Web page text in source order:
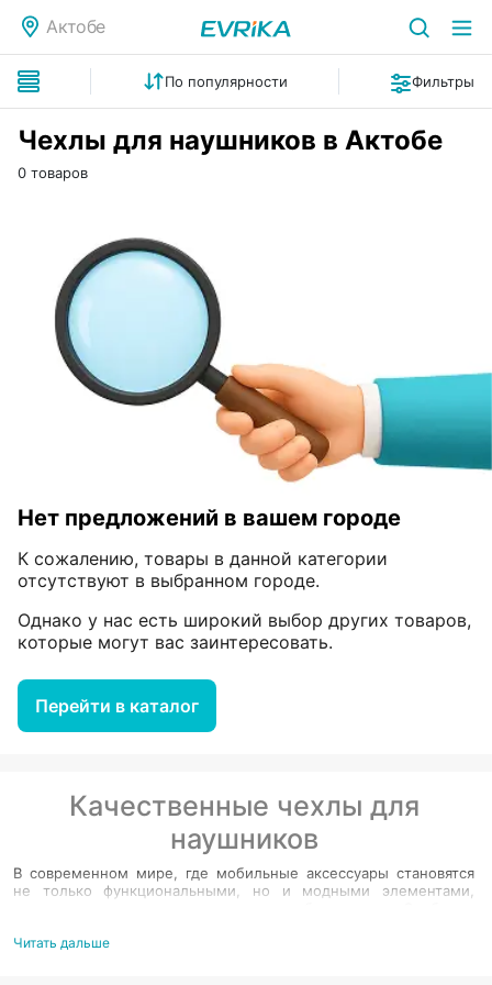
Актобе
По популярности Фильтры
Чехлы для наушников в Актобе
0 товаров
Нет предложений в вашем городе
К сожалению, товары в данной категории
отсутствуют в выбранном городе.
Однако у нас есть широкий выбор других товаров,
которые могут вас заинтересовать.
Перейти в каталог
Качественные чехлы для
наушников
В современном мире, где мобильные аксессуары становятся
не только функциональными, но и модными элементами,
наушников, таких как AirPods Pro. Рассмотрим чехлы от
Читать дальше